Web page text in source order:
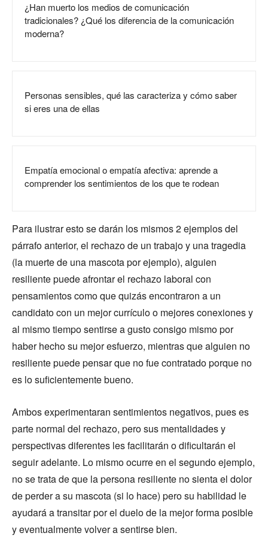
¿Han muerto los medios de comunicación
tradicionales? ¿Qué los diferencia de la comunicación
moderna?
Personas sensibles, qué las caracteriza y cómo saber
si eres una de ellas
Empatía emocional o empatía afectiva: aprende a
comprender los sentimientos de los que te rodean
Para ilustrar esto se darán los mismos 2 ejemplos del
párrafo anterior, el rechazo de un trabajo y una tragedia
(la muerte de una mascota por ejemplo), alguien
resiliente puede afrontar el rechazo laboral con
pensamientos como que quizás encontraron a un
candidato con un mejor currículo o mejores conexiones y
al mismo tiempo sentirse a gusto consigo mismo por
haber hecho su mejor esfuerzo, mientras que alguien no
resiliente puede pensar que no fue contratado porque no
es lo suficientemente bueno.
Ambos experimentaran sentimientos negativos, pues es
parte normal del rechazo, pero sus mentalidades y
perspectivas diferentes les facilitarán o dificultarán el
seguir adelante. Lo mismo ocurre en el segundo ejemplo,
no se trata de que la persona resiliente no sienta el dolor
de perder a su mascota (si lo hace) pero su habilidad le
ayudará a transitar por el duelo de la mejor forma posible
y eventualmente volver a sentirse bien.